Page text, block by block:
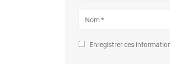
Enregistrer ces